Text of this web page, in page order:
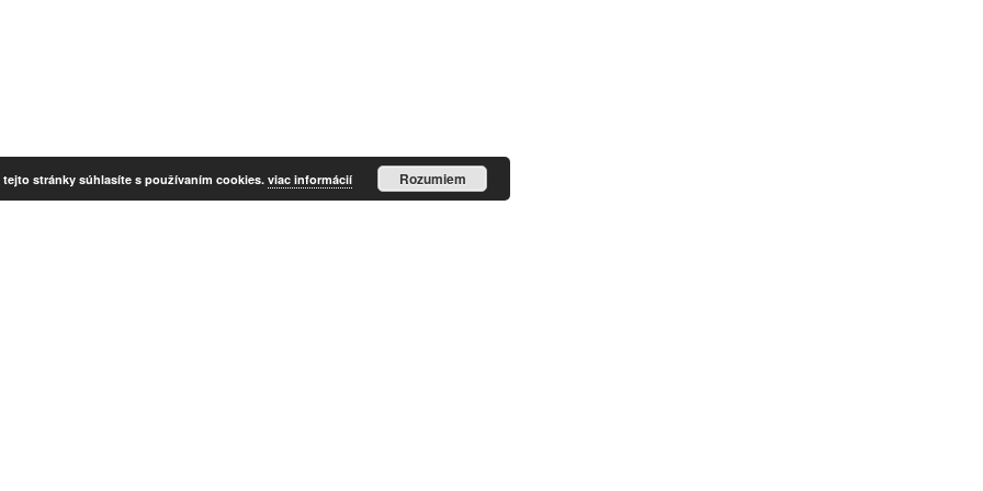
tejto stránky súhlasíte s používaním cookies. viac informácií Rozumiem